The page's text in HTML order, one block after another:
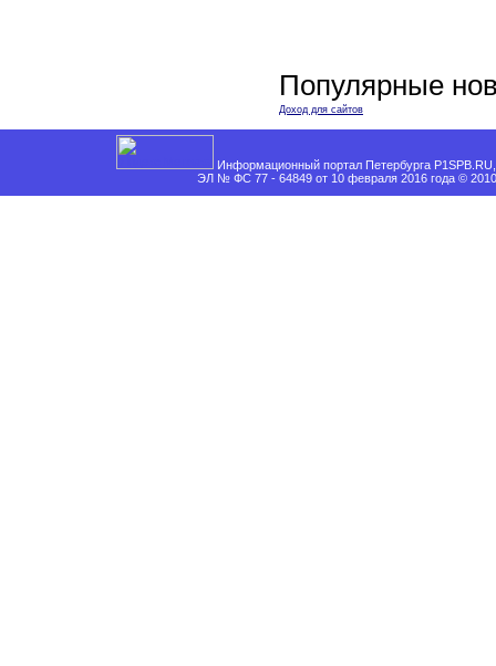
Популярные
Доход для сайтов
Информационный портал Петербурга
ЭЛ № ФС 77 - 64849 от 10 февраля 2016 года ©